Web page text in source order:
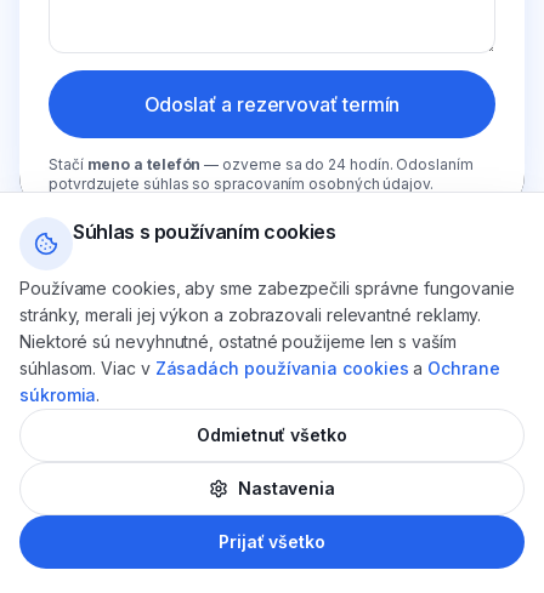
Odoslať a rezervovať termín
Stačí meno a telefón — ozveme sa do 24 hodín. Odoslaním
potvrdzujete súhlas so spracovaním osobných údajov.
Levi Dental· Ulica SNP 17b, 934 01 Levice
Zobraziť trasu
Súhlas s používaním cookies
Používame cookies, aby sme zabezpečili správne fungovanie
stránky, merali jej výkon a zobrazovali relevantné reklamy.
Niektoré sú nevyhnutné, ostatné použijeme len s vaším
súhlasom. Viac v Zásadách používania cookies a Ochrane
súkromia.
Odmietnuť všetko
Nastavenia
Prijať všetko